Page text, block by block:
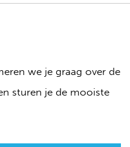
we je graag over de
sturen je de mooiste